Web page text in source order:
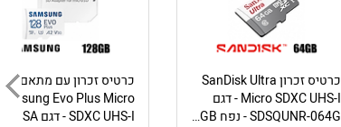
כרטיס זכרון SanDisk Ultra
Micro SDXC UHS-I - דגם
SDSQUNR-064G - נפח 64GB
כרטיס זכרון עם מתאם
Evo Plus Micro